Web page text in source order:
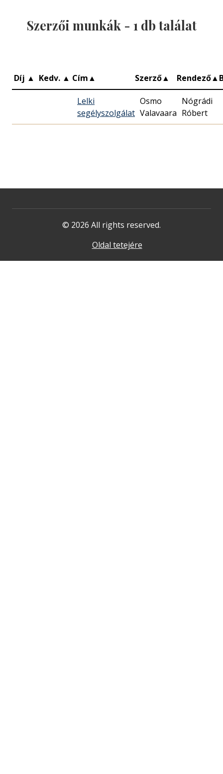
Szerzői munkák - 1 db találat
Díj ▲ Kedv. ▲ Cím▲ Szerző▲ Rendező▲
Lelki
segélyszolgálat
Osmo
Valavaara
Nógrádi
Róbert
© 2026 All rights reserved.
Oldal tetejére